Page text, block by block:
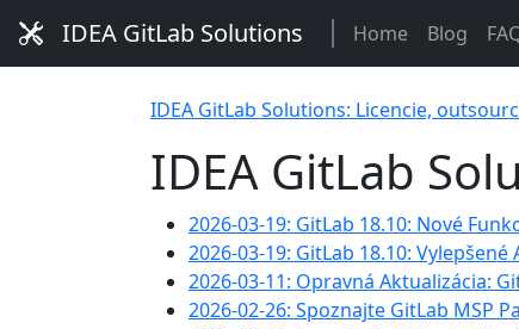
IDEA GitLab Solutions Home Blog
IDEA GitLab Solutions: Licencie,
IDEA GitLab
2026-03-19: GitLab 18.10: Nové
2026-03-19: GitLab 18.10:
2026-03-11: Opravná Aktualizácia:
2026-02-26: Spoznajte GitLab MSP